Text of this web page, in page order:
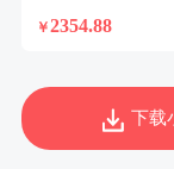
￥2354.88
下载